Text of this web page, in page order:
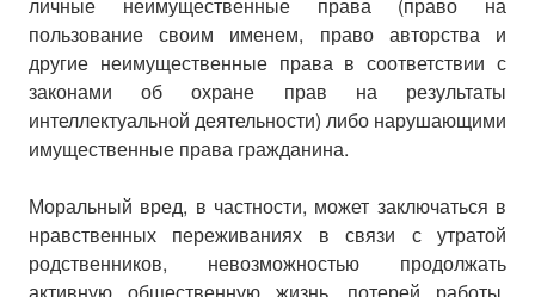
пользование своим именем, право авторства и
другие неимущественные права в соответствии с
законами об охране прав на результаты
интеллектуальной деятельности) либо нарушающими
имущественные права гражданина.
Моральный вред, в частности, может заключаться в
нравственных переживаниях в связи с утратой
родственников, невозможностью продолжать